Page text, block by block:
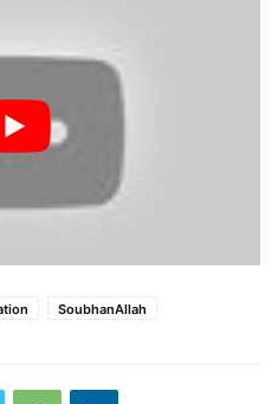
SoubhanAllah